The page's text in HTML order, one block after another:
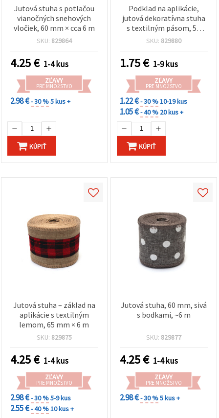
Jutová stuha s potlačou
vianočných snehových
vločiek, 60 mm × cca 6 m
SKU: 829864
4.25€ 1-4 kus
ZĽAVY
PRE MNOŽSTVO
2.98 €- 30 %5 kus +
KÚPIŤ
Podklad na aplikácie,
jutová dekoratívna stuha
s textilným pásom, 50
mm × ~2 m
SKU: 829880
1.75€ 1-9 kus
ZĽAVY
PRE MNOŽSTVO
1.22 €- 30 %10-19 kus
1.05 €- 40 % 20 kus +
KÚPIŤ
Jutová stuha – základ na
aplikácie s textilným
lemom, 65 mm × 6 m
SKU: 829875
4.25€ 1-4 kus
ZĽAVY
PRE MNOŽSTVO
2.98 €- 30 %5-9 kus
2.55 €- 40 %10 kus +
Jutová stuha, 60 mm, sivá
s bodkami, ~6 m
SKU: 829877
4.25€ 1-4 kus
ZĽAVY
PRE MNOŽSTVO
2.98 €- 30 %5 kus +